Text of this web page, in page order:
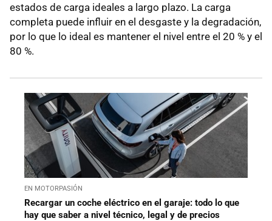
estados de carga ideales a largo plazo. La carga
completa puede influir en el desgaste y la degradación,
por lo que lo ideal es mantener el nivel entre el 20 % y el
80 %.
EN MOTORPASIÓN
Recargar un coche eléctrico en el garaje: todo lo que
hay que saber a nivel técnico, legal y de precios